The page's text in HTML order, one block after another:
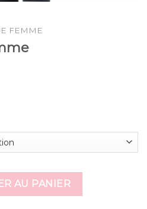
FEMME
AU PANIER